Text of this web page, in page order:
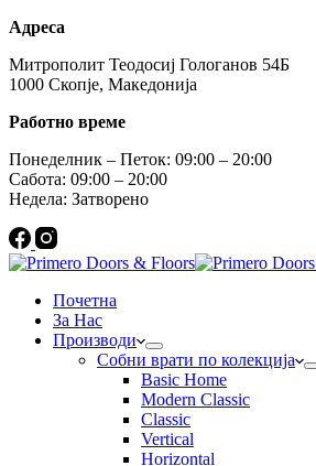
Адреса
Митрополит Теодосиј Гологанов 54Б
1000 Скопје, Македонија
Работно време
Понеделник – Петок: 09:00 – 20:00
Сабота: 09:00 – 20:00
Недела: Затворено
Почетна
За Нас
Производи
Собни врати по колекција
Basic Home
Modern Classic
Classic
Vertical
Horizontal